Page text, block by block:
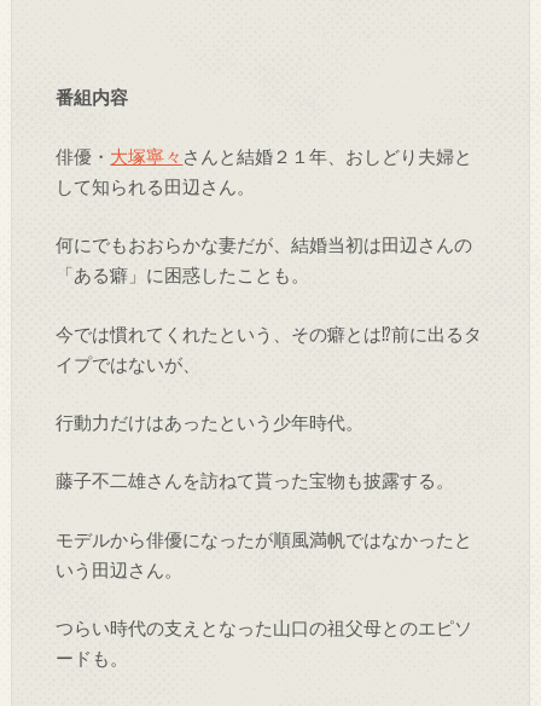
番組内容
俳優・ 大塚寧々 さんと結婚２１年、おしどり夫婦と
して知られる田辺さん。
何にでもおおらかな妻だが、結婚当初は田辺さんの
「ある癖」に困惑したことも。
今では慣れてくれたという、その癖とは⁉前に出るタ
イプではないが、
行動力だけはあったという少年時代。
藤子不二雄さんを訪ねて貰った宝物も披露する。
モデルから俳優になったが順風満帆ではなかったと
いう田辺さん。
つらい時代の支えとなった山口の祖父母とのエピソ
ードも。